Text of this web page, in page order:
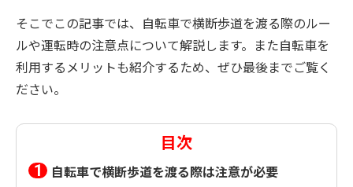
そこでこの記事では、自転車で横断歩道を渡る際のルー
ルや運転時の注意点について解説します。また自転車を
利用するメリットも紹介するため、ぜひ最後までご覧く
ださい。
目次
自転車で横断歩道を渡る際は注意が必要